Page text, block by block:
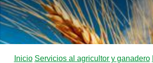
Inicio Servicios al agricultor y ganadero